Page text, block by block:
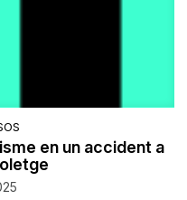
en un accident a